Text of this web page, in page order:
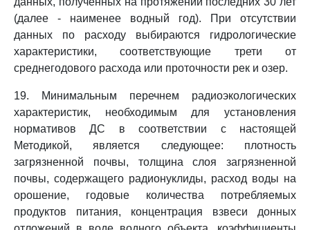
(далее - наименее водный год). При отсутствии
данных по расходу выбираются гидрологические
характеристики, соответствующие трети от
среднегодового расхода или проточности рек и озер.
19. Минимальным перечнем радиоэкологических
характеристик, необходимым для установления
нормативов ДС в соответствии с настоящей
Методикой, является следующее: плотность
загрязненной почвы, толщина слоя загрязненной
почвы, содержащего радионуклиды, расход воды на
орошение, годовые количества потребляемых
продуктов питания, концентрация взвеси донных